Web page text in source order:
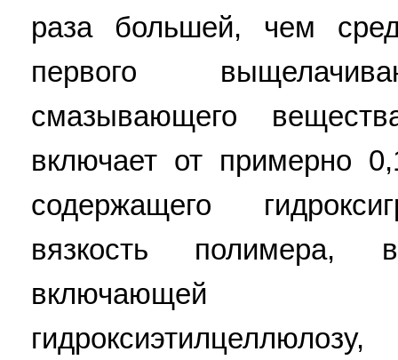
раза большей, чем
первого
смазывающего
включает от примерно
содержащего
вязкость полимера,
включающей
гидроксиэтилцеллюлозу,